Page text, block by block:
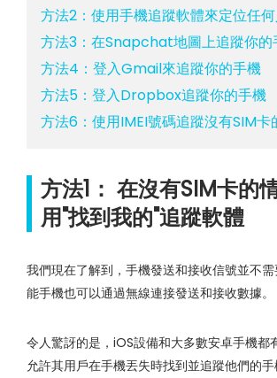
方法2：使用手機追蹤軟體來定位任
方法3：在Snapchat地圖上追蹤你的
方法4：登入Gmail來追蹤你的手機
方法5：登入Dropbox追蹤你的手機
方法6：使用IMEI號碼追蹤沒有SIM卡
方法1： 在沒有SIM卡的
用"找到我的"追蹤軟體
我們現在了解到，手機發送和接收信號並不
能手機也可以通過無線連接發送和接收數據。
令人驚訝的是，iOS設備和大多數安卓手機都
允許其用戶在手機丟失時找到並追蹤他們的